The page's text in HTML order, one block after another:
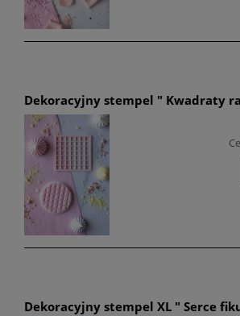
Dekoracyjny stempel " Kwadraty
Dekoracyjny stempel XL " Serce